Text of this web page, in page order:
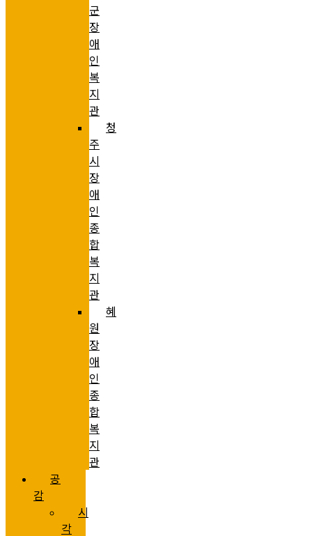
군
장
애
인
복
지
관
청
주
시
장
애
인
종
합
복
지
관
혜
원
장
애
인
종
합
복
지
관
공
감
시
각